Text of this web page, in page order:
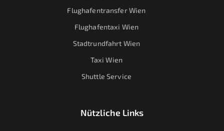
Flughafentransfer Wien
Flughafentaxi Wien
Stadtrundfahrt Wien
Taxi Wien
Shuttle Service
Nützliche Links